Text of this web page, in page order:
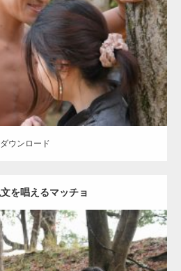
その他 AKIHITO(細マッチョ) 大胸筋 肩 腹
筋
ダウンロード
を唱えるマッチョ
】マッチョフリー素材メンバーが
界記録…
番組「ひるおび」にてマッスルプ
介されま…